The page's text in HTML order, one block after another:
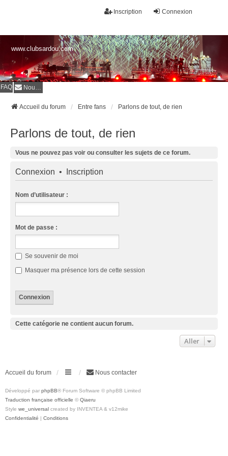
Connexion
Inscription
www.clubsardou.com
FAQ Nous contacter
Accueil du forum Entre fans Parlons de tout, de rien
Parlons de tout, de rien
Vous ne pouvez pas voir ou consulter les sujets de ce forum.
Connexion • Inscription
Nom d’utilisateur :
Mot de passe :
Se souvenir de moi
Masquer ma présence lors de cette session
Cette catégorie ne contient aucun forum.
Aller
Accueil du forum Nous contacter
Développé par phpBB® Forum Software © phpBB Limited
Traduction française officielle © Qiaeru
Style we_universal created by INVENTEA & v12mike
Confidentialité | Conditions